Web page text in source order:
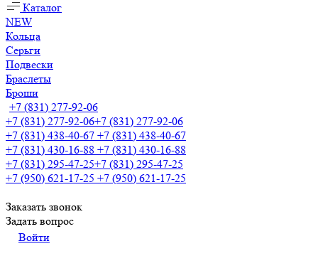
Каталог
NEW
Кольца
Серьги
Подвески
Браслеты
Броши
+7 (831) 277-92-06
+7 (831) 277-92-06+7 (831) 277-92-06
+7 (831) 438-40-67 +7 (831) 438-40-67
+7 (831) 430-16-88 +7 (831) 430-16-88
+7 (831) 295-47-25+7 (831) 295-47-25
+7 (950) 621-17-25 +7 (950) 621-17-25
Заказать звонок
Задать вопрос
Войти